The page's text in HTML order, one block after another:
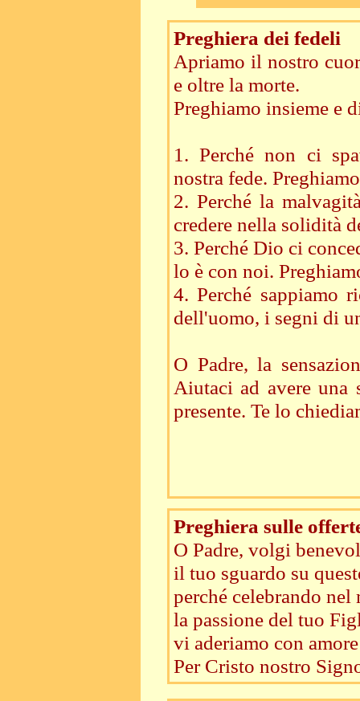
Preghiera dei fedeli
Apriamo il nostro
e oltre la morte.
Preghiamo insieme e
1. Perché non ci
nostra fede.
2. Perché la
credere nella solidità
3. Perché Dio ci
lo è con noi.
4. Perché sappiamo
dell'uomo, i segni di
O Padre, la
Aiutaci ad avere una
presente. Te lo
Preghiera sulle
O Padre, volgi
il tuo sguardo su
perché celebrando nel
la passione del tuo
vi aderiamo con
Per Cristo nostro